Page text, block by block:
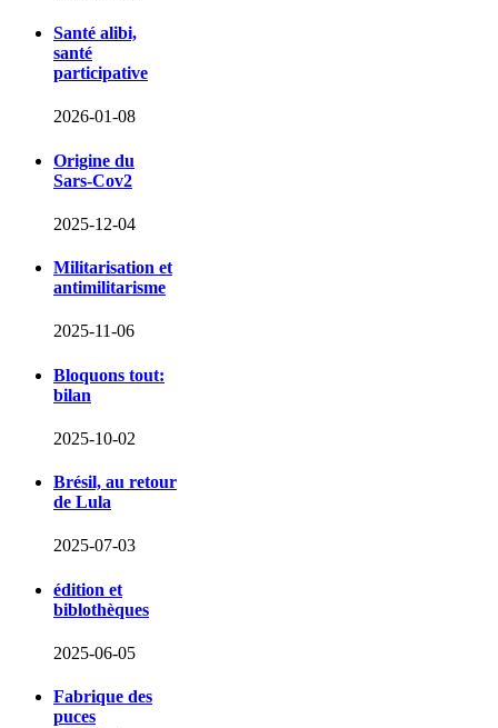
Santé alibi,
santé
participative
2026-01-08
Origine du
Sars-Cov2
2025-12-04
Militarisation et
antimilitarisme
2025-11-06
Bloquons tout:
bilan
2025-10-02
Brésil, au retour
de Lula
2025-07-03
édition et
biblothèques
2025-06-05
Fabrique des
puces